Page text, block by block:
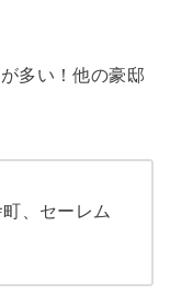
多い！他の豪邸
、セーレム